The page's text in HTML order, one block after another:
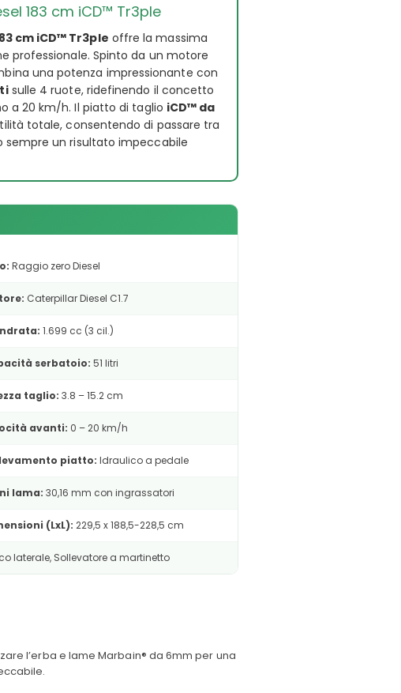
183 cm iCD™ Tr3ple
cm iCD™ Tr3ple offre la massima
professionale. Spinto da un motore
una potenza impressionante con
sulle 4 ruote, ridefinendo il concetto
a 20 km/h. Il piatto di taglio iCD™ da
totale, consentendo di passare tra
sempre un risultato impeccabile
Raggio zero Diesel
Caterpillar Diesel C1.7
1.699 cc (3 cil.)
serbatoio: 51 litri
taglio: 3.8 – 15.2 cm
avanti: 0 – 20 km/h
piatto: Idraulico a pedale
lama: 30,16 mm con ingrassatori
(LxL): 229,5 x 188,5-228,5 cm
laterale, Sollevatore a martinetto
l’erba e lame Marbain® da 6mm per una